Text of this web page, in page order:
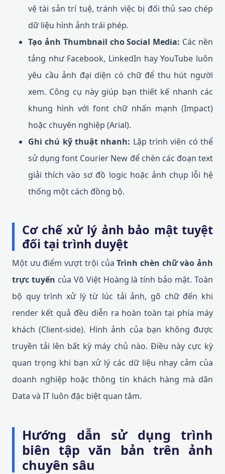
vệ tài sản trí tuệ, tránh việc bị đối thủ sao chép
dữ liệu hình ảnh trái phép.
Tạo ảnh Thumbnail cho Social Media: Các nền
tảng như Facebook, LinkedIn hay YouTube luôn
yêu cầu ảnh đại diện có chữ để thu hút người
xem. Công cụ này giúp bạn thiết kế nhanh các
khung hình với font chữ nhấn mạnh (Impact)
hoặc chuyên nghiệp (Arial).
Ghi chú kỹ thuật nhanh: Lập trình viên có thể
sử dụng font Courier New để chèn các đoạn text
giải thích vào sơ đồ logic hoặc ảnh chụp lỗi hệ
thống một cách đồng bộ.
Cơ chế xử lý ảnh bảo mật tuyệt
đối tại trình duyệt
Một ưu điểm vượt trội củaTrình chèn chữ vào ảnh
trực tuyến của Võ Việt Hoàng là tính bảo mật. Toàn
bộ quy trình xử lý từ lúc tải ảnh, gõ chữ đến khi
render kết quả đều diễn ra hoàn toàn tại phía máy
khách (Client-side). Hình ảnh của bạn không được
truyền tải lên bất kỳ máy chủ nào. Điều này cực kỳ
quan trọng khi bạn xử lý các dữ liệu nhạy cảm của
doanh nghiệp hoặc thông tin khách hàng mà dân
Data và IT luôn đặc biệt quan tâm.
Hướng dẫn sử dụng trình
biên tập văn bản trên ảnh
chuyên sâu